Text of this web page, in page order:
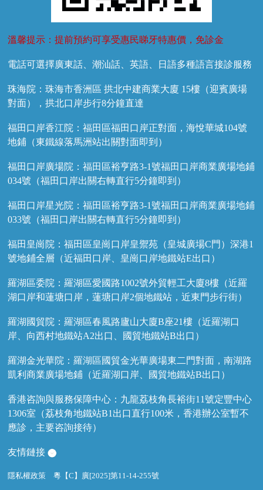
溫馨提示：提前預約可享受惠民睇牙特惠價，免診金
電話可選擇廣東話、潮汕話、英語、日語多種語言接診服務
珠海院：珠海市香洲區 拱北中建商業大廈 15樓（迎賓廣場
對面），拱北口岸步行8分鐘直達
福田口岸香江院：福田區福田口岸正對面，海悅華城104號
地鋪（東鐵線落馬洲站出關對面即到）
福田口岸廣場院：福田區裕亨路3-1號福田口岸商業廣場地鋪
034號（福田口岸出關右轉直行5分鐘即到）
福田口岸星光院：福田區裕亨路3-1號福田口岸商業廣場地鋪
033號（福田口岸出關右轉直行5分鐘即到）
福田皇崗院：福田區皇崗口岸皇禦苑（皇城廣場C門）深港1
號地鋪全層（近福田口岸、皇崗口岸地鐵站E出口）
羅湖區委院：羅湖區愛國路1002號外貿輕工大廈8樓（近羅
湖口岸和蓮塘口岸，蓮塘口岸2個地鐵站，近東門步行街）
羅湖國貿院：羅湖區春風路廬山大廈B座21樓（近羅湖口
岸、向西村地鐵站A2出口、國貿地鐵站B出口）
羅湖金光華院：羅湖區國貿金光華廣場東二門對面，南湖路
凱利商業廣場地鋪（近羅湖口岸、國貿地鐵站B出口）
香港咨詢與服務保障中心：九龍荔枝角長裕街11號定豐中心
1306室（荔枝角地鐵站B1出口直行100米，香港辦公室暫不
應診，主要咨詢接待）
友情鏈接
隱私權政策 粵【C】廣[2025]第11-14-255號